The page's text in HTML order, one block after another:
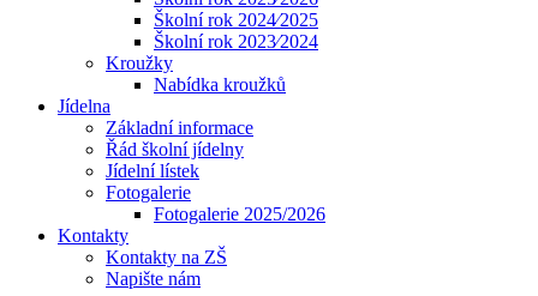
Školní rok 2024⁄2025
Školní rok 2023⁄2024
Kroužky
Nabídka kroužků
Jídelna
Základní informace
Řád školní jídelny
Jídelní lístek
Fotogalerie
Fotogalerie 2025/2026
Kontakty
Kontakty na ZŠ
Napište nám